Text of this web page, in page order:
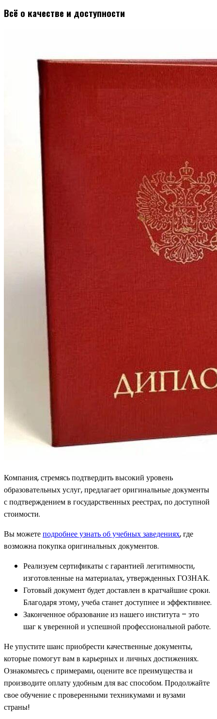
Всё о качестве и доступности
Компания, стремясь подтвердить высокий уровень
образовательных услуг, предлагает оригинальные документы
с подтверждением в государственных реестрах, по доступной
стоимости.
Вы можетеподробнее узнать об учебных заведениях, где
возможна покупка оригинальных документов.
Реализуем сертификаты с гарантией легитимности,
изготовленные на материалах, утвержденных ГОЗНАК.
Готовый документ будет доставлен в кратчайшие сроки.
Благодаря этому, учеба станет доступнее и эффективнее.
Законченное образование из нашего института – это
шаг к уверенной и успешной профессиональной работе.
Не упустите шанс приобрести качественные документы,
которые помогут вам в карьерных и личных достижениях.
Ознакомьтесь с примерами, оцените все преимущества и
производите оплату удобным для вас способом. Продолжайте
свое обучение с проверенными техникумами и вузами
страны!